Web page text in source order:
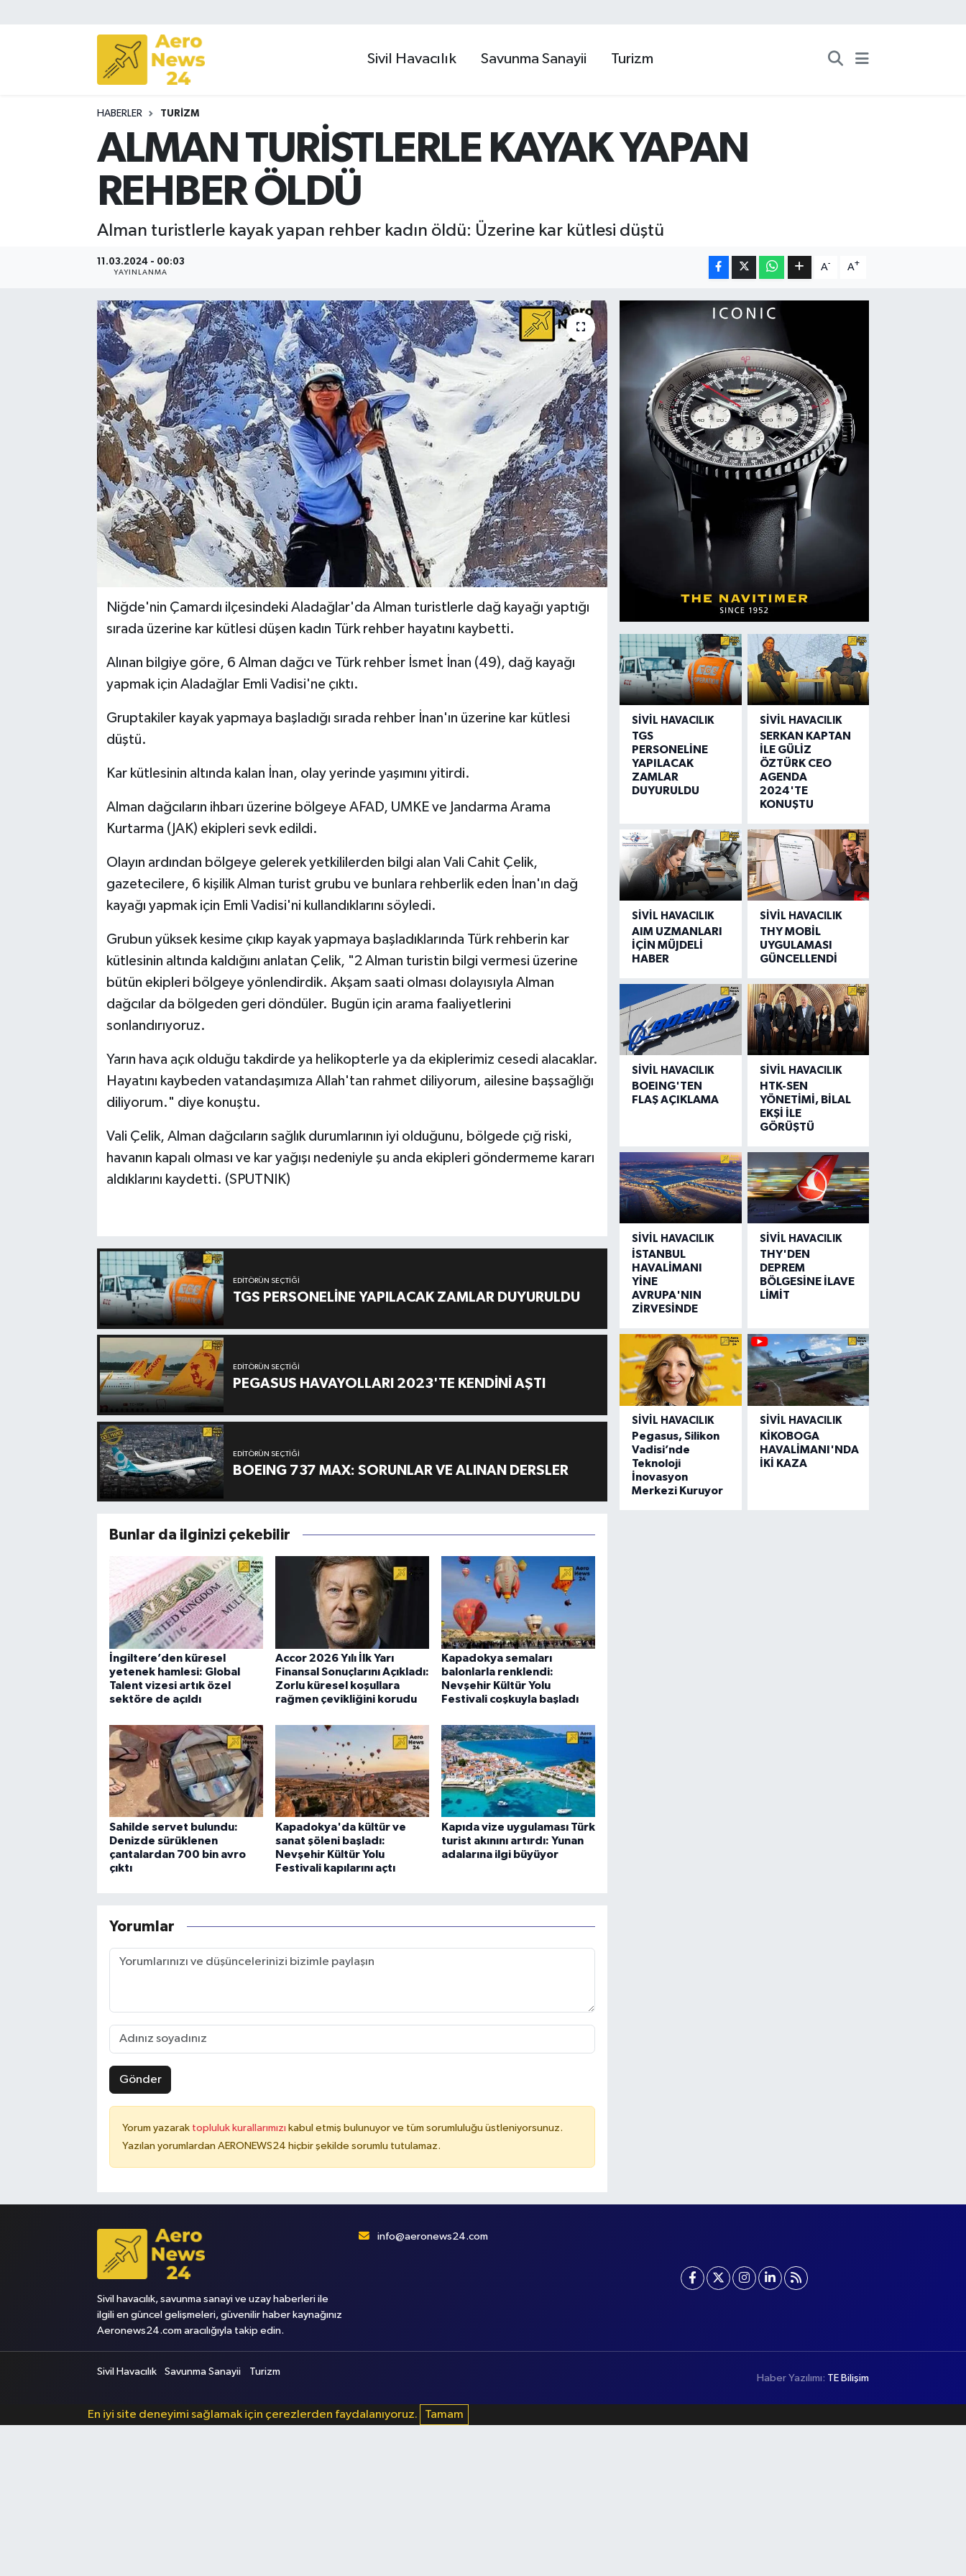
Sivil Havacılık Savunma Sanayii Turizm
HABERLER TURIZM
ALMAN TURİSTLERLE KAYAK YAPAN
REHBER ÖLDÜ
Alman turistlerle kayak yapan rehber kadın öldü: Üzerine kar kütlesi düştü
11.03.2024 - 00:03
YAYINLANMA
A- A+
Niğde'nin Çamardı ilçesindeki Aladağlar'da Alman turistlerle dağ kayağı yaptığı
sırada üzerine kar kütlesi düşen kadın Türk rehber hayatını kaybetti.
Alınan bilgiye göre, 6 Alman dağcı ve Türk rehber İsmet İnan (49), dağ kayağı
yapmak için Aladağlar Emli Vadisi'ne çıktı.
Gruptakiler kayak yapmaya başladığı sırada rehber İnan'ın üzerine kar kütlesi
düştü.
Kar kütlesinin altında kalan İnan, olay yerinde yaşımını yitirdi.
Alman dağcıların ihbarı üzerine bölgeye AFAD, UMKE ve Jandarma Arama
Kurtarma (JAK) ekipleri sevk edildi.
Olayın ardından bölgeye gelerek yetkililerden bilgi alan Vali Cahit Çelik,
gazetecilere, 6 kişilik Alman turist grubu ve bunlara rehberlik eden İnan'ın dağ
kayağı yapmak için Emli Vadisi'ni kullandıklarını söyledi.
Grubun yüksek kesime çıkıp kayak yapmaya başladıklarında Türk rehberin kar
kütlesinin altında kaldığını anlatan Çelik, "2 Alman turistin bilgi vermesi üzerine
bütün ekipleri bölgeye yönlendirdik. Akşam saati olması dolayısıyla Alman
dağcılar da bölgeden geri döndüler. Bugün için arama faaliyetlerini
sonlandırıyoruz.
Yarın hava açık olduğu takdirde ya helikopterle ya da ekiplerimiz cesedi alacaklar.
Hayatını kaybeden vatandaşımıza Allah'tan rahmet diliyorum, ailesine başsağlığı
diliyorum." diye konuştu.
Vali Çelik, Alman dağcıların sağlık durumlarının iyi olduğunu, bölgede çığ riski,
havanın kapalı olması ve kar yağışı nedeniyle şu anda ekipleri göndermeme kararı
aldıklarını kaydetti. (SPUTNIK)
EDITÖRÜN SEÇTIĞI
TGS PERSONELİNE YAPILACAK ZAMLAR DUYURULDU
EDITÖRÜN SEÇTIĞI
PEGASUS HAVAYOLLARI 2023'TE KENDİNİ AŞTI
EDITÖRÜN SEÇTIĞI
BOEING 737 MAX: SORUNLAR VE ALINAN DERSLER
Bunlar da ilginizi çekebilir
İngiltere’den küresel
yetenek hamlesi: Global
Talent vizesi artık özel
sektöre de açıldı
Accor 2026 Yılı İlk Yarı
Finansal Sonuçlarını Açıkladı:
Zorlu küresel koşullara
rağmen çevikliğini korudu
Kapadokya semaları
balonlarla renklendi:
Nevşehir Kültür Yolu
Festivali coşkuyla başladı
Sahilde servet bulundu:
Denizde sürüklenen
çantalardan 700 bin avro
çıktı
Kapadokya'da kültür ve
sanat şöleni başladı:
Nevşehir Kültür Yolu
Festivali kapılarını açtı
Kapıda vize uygulaması Türk
turist akınını artırdı: Yunan
adalarına ilgi büyüyor
Yorumlar
Gönder
Yorum yazarak topluluk kurallarımızı kabul etmiş bulunuyor ve tüm sorumluluğu üstleniyorsunuz.
Yazılan yorumlardan AERONEWS24 hiçbir şekilde sorumlu tutulamaz.
SIVIL HAVACILIK
TGS
PERSONELİNE
YAPILACAK
ZAMLAR
DUYURULDU
SIVIL HAVACILIK
SERKAN KAPTAN
İLE GÜLİZ
ÖZTÜRK CEO
AGENDA
2024'TE
KONUŞTU
SIVIL HAVACILIK
AIM UZMANLARI
İÇİN MÜJDELİ
HABER
SIVIL HAVACILIK
THY MOBİL
UYGULAMASI
GÜNCELLENDİ
SIVIL HAVACILIK
BOEING'TEN
FLAŞ AÇIKLAMA
SIVIL HAVACILIK
HTK-SEN
YÖNETİMİ, BİLAL
EKŞİ İLE
GÖRÜŞTÜ
SIVIL HAVACILIK
İSTANBUL
HAVALİMANI
YİNE
AVRUPA'NIN
ZİRVESİNDE
SIVIL HAVACILIK
THY'DEN
DEPREM
BÖLGESİNE İLAVE
LİMİT
SIVIL HAVACILIK
Pegasus, Silikon
Vadisi’nde
Teknoloji
İnovasyon
Merkezi Kuruyor
SIVIL HAVACILIK
KİKOBOGA
HAVALİMANI'NDA
İKİ KAZA
Sivil havacılık, savunma sanayi ve uzay haberleri ile
ilgili en güncel gelişmeleri, güvenilir haber kaynağınız
Aeronews24.com aracılığıyla takip edin.
info@aeronews24.com
Sivil Havacılık Savunma Sanayii Turizm
Haber Yazılımı: TE Bilişim
En iyi site deneyimi sağlamak için çerezlerden faydalanıyoruz. Tamam
Sivil Havacılık